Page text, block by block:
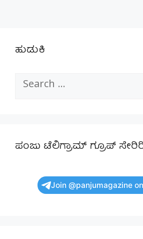
ಹುಡುಕಿ
Search
ಪಂಜು ಟೆಲಿಗ್ರಾಮ್ ಗ್ರೂಪ್
Join @panjumagazine